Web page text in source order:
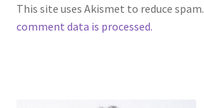
This site uses Akismet to reduce spam.
comment data is processed.